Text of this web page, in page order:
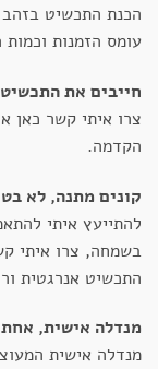
עומס הזמנות
חייבים את
הקדמה.
קונים מתנה, לא
להתייעץ איתי
התכשיט אנרגטית
מנדלה אישית,
מנדלה אישית